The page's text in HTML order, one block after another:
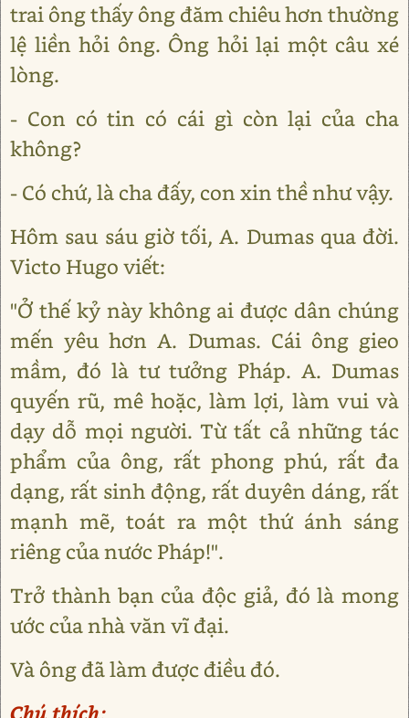
trai ông thấy ông đăm chiêu hơn thường
lệ liền hỏi ông. Ông hỏi lại một câu xé
lòng.
- Con có tin có cái gì còn lại của cha
không?
- Có chứ, là cha đấy, con xin thề như vậy.
Hôm sau sáu giờ tối, A. Dumas qua đời.
Victo Hugo viết:
"Ở thế kỷ này không ai được dân chúng
mến yêu hơn A. Dumas. Cái ông gieo
mầm, đó là tư tưởng Pháp. A. Dumas
quyến rũ, mê hoặc, làm lợi, làm vui và
dạy dỗ mọi người. Từ tất cả những tác
phẩm của ông, rất phong phú, rất đa
dạng, rất sinh động, rất duyên dáng, rất
mạnh mẽ, toát ra một thứ ánh sáng
riêng của nước Pháp!".
Trở thành bạn của độc giả, đó là mong
ước của nhà văn vĩ đại.
Và ông đã làm được điều đó.